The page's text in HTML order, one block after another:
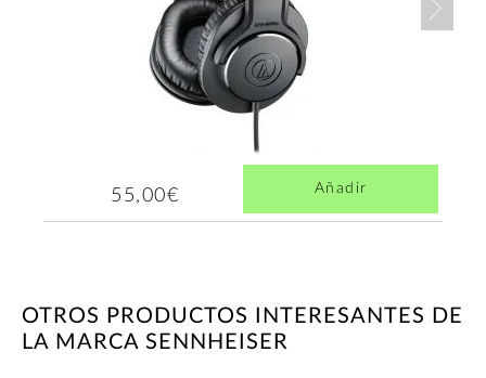
55,00€ Añadir
OTROS PRODUCTOS INTERESANTES DE
LA MARCA SENNHEISER